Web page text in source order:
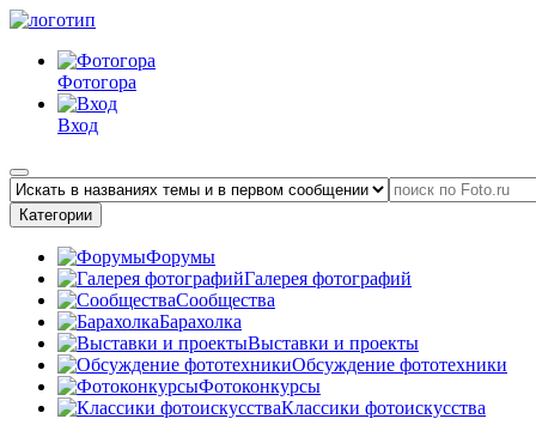
Фотогора
Вход
Категории
Форумы
Галерея фотографий
Сообщества
Барахолка
Выставки и проекты
Обсуждение фототехники
Фотоконкурсы
Классики фотоискусства